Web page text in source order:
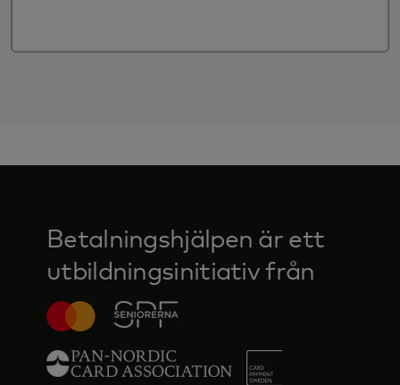
Betalningshjälpen är ett
utbildningsinitiativ från